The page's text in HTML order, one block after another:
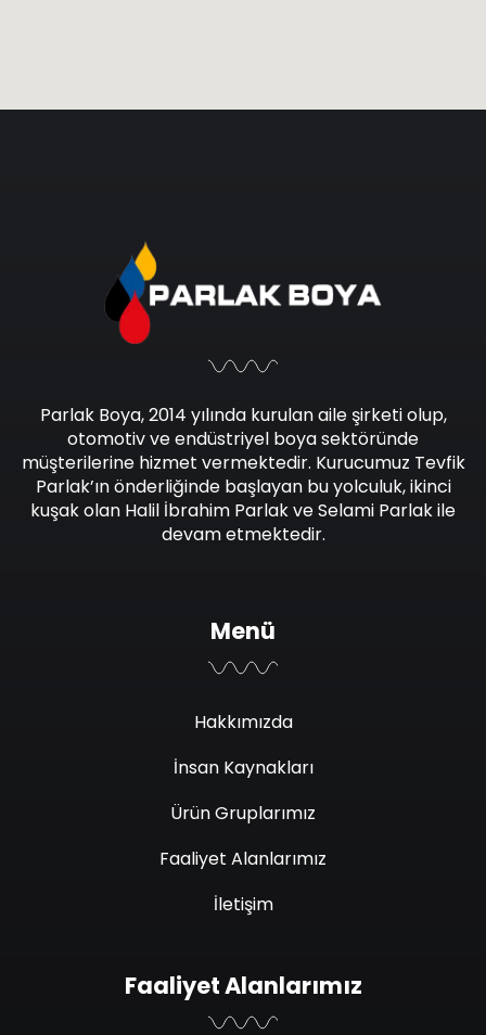
Parlak Boya, 2014 yılında kurulan aile şirketi olup,
otomotiv ve endüstriyel boya sektöründe
müşterilerine hizmet vermektedir. Kurucumuz Tevfik
Parlak’ın önderliğinde başlayan bu yolculuk, ikinci
kuşak olan Halil İbrahim Parlak ve Selami Parlak ile
devam etmektedir.
Menü
Hakkımızda
İnsan Kaynakları
Ürün Gruplarımız
Faaliyet Alanlarımız
İletişim
Faaliyet Alanlarımız